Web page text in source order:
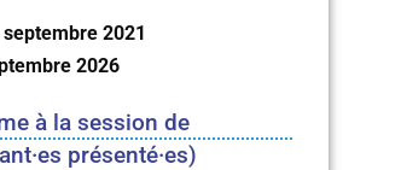
septembre 2021
2026
à la session de
présenté·es)